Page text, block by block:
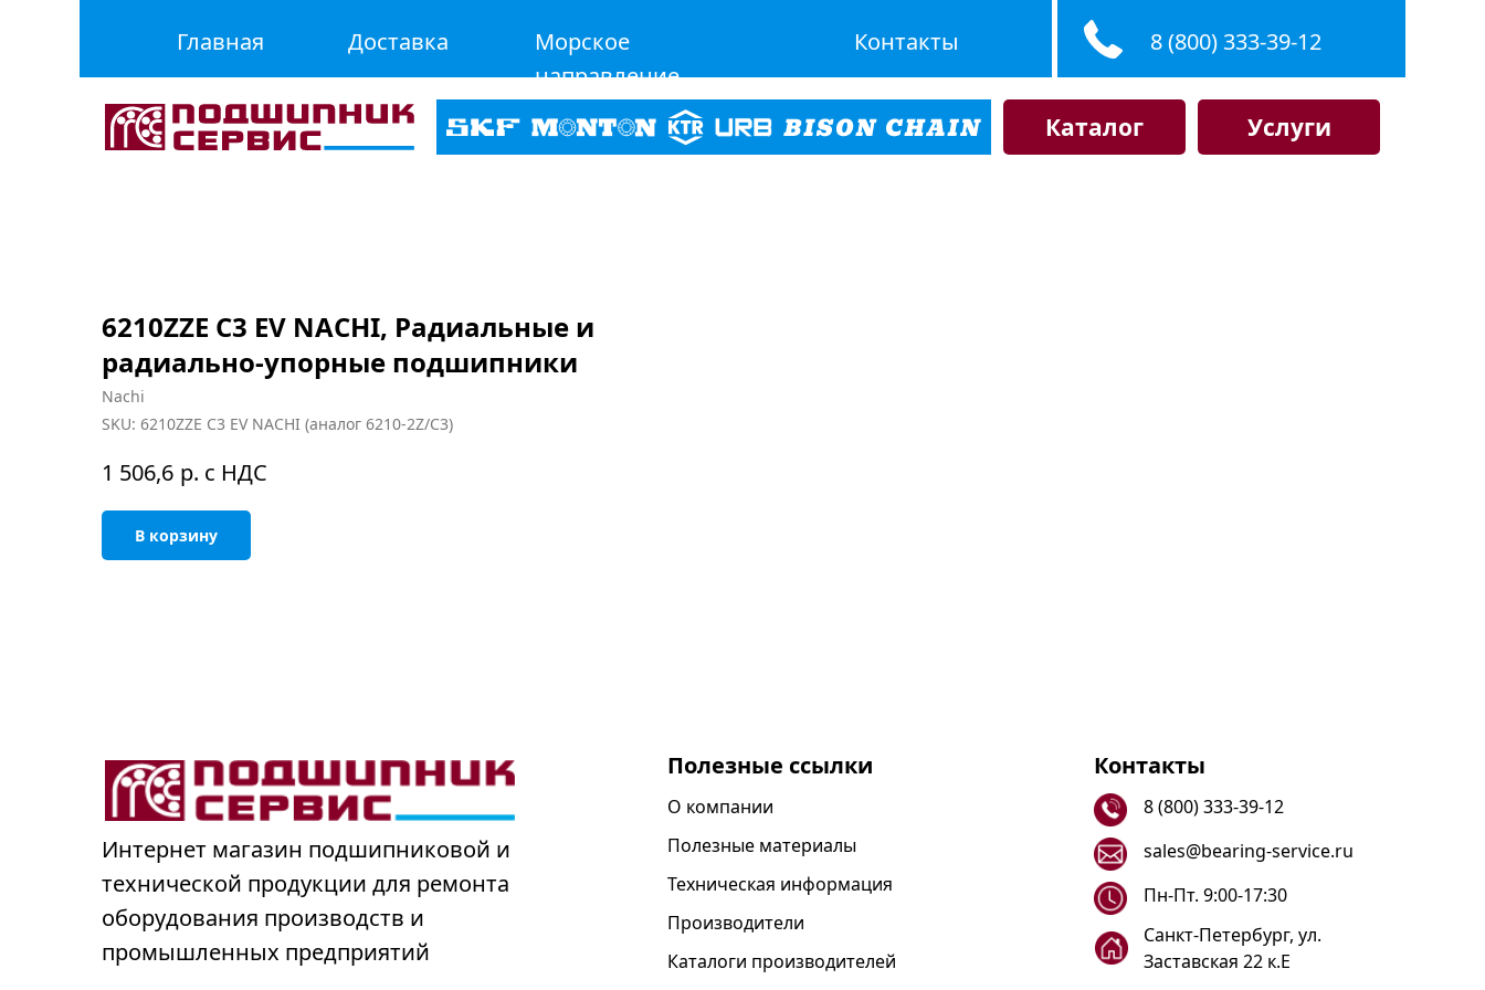
Главная Доставка
Морское
направление
Контакты 8 (800) 333-39-12
Каталог Услуги
6210ZZE C3 EV NACHI, Радиальные и
радиально-упорные подшипники
Nachi
SKU: 6210ZZE C3 EV NACHI (аналог 6210-2Z/C3)
1 506,6 р. с НДС
В корзину
Интернет магазин подшипниковой и
технической продукции для ремонта
оборудования производств и
промышленных предприятий
Полезные ссылки
О компании
Полезные материалы
Техническая информация
Производители
Каталоги производителей
Контакты
8 (800) 333-39-12
sales@bearing-service.ru
Санкт-Петербург, ул.
Заставская 22 к.Е
Пн-Пт. 9:00-17:30